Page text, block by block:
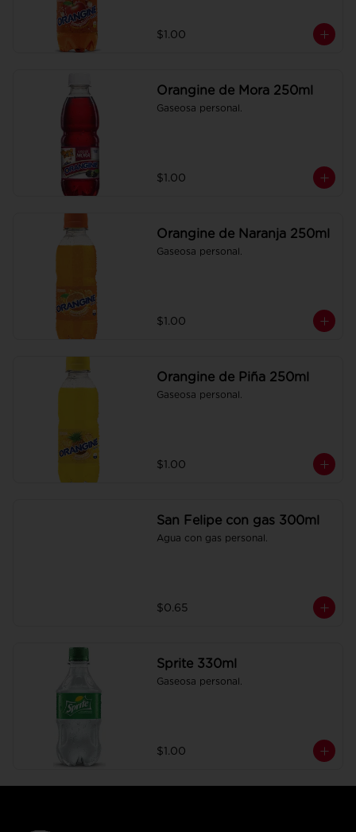
$1.00
Orangine de Mora 250ml
Gaseosa personal.
$1.00
Orangine de Naranja 250ml
Gaseosa personal.
$1.00
Orangine de Piña 250ml
Gaseosa personal.
$1.00
San Felipe con gas 300ml
Agua con gas personal.
$0.65
Sprite 330ml
Gaseosa personal.
$1.00